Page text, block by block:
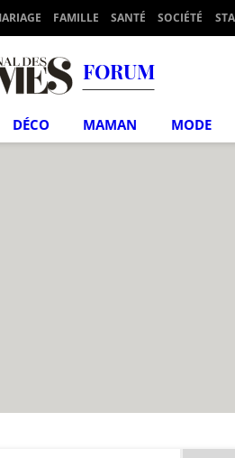
FAMILLE SANTÉ SOCIÉTÉ
FORUM
DÉCO MAMAN MODE